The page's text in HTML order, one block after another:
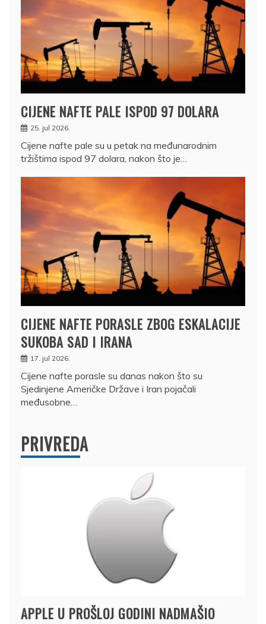
CIJENE NAFTE PALE ISPOD 97 DOLARA
25. jul 2026.
Cijene nafte pale su u petak na međunarodnim
tržištima ispod 97 dolara, nakon što je…
CIJENE NAFTE PORASLE ZBOG ESKALACIJE
SUKOBA SAD I IRANA
17. jul 2026.
Cijene nafte porasle su danas nakon što su
Sjedinjene Američke Države i Iran pojačali
međusobne…
PRIVREDA
APPLE U PROŠLOJ GODINI NADMAŠIO